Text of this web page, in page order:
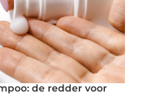
de redder voor